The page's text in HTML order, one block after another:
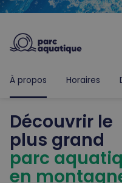
À propos Horaires
Découvrir le
plus grand
parc
en